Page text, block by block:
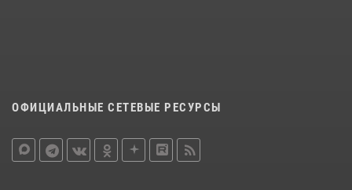
ОФИЦИАЛЬНЫЕ СЕТЕВЫЕ РЕСУРСЫ